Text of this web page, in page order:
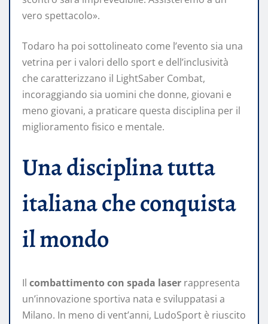
vero spettacolo».
Todaro ha poi sottolineato come l’evento sia una
vetrina per i valori dello sport e dell’inclusività
che caratterizzano il LightSaber Combat,
incoraggiando sia uomini che donne, giovani e
meno giovani, a praticare questa disciplina per il
miglioramento fisico e mentale.
Una disciplina tutta
italiana che conquista
il mondo
Il combattimento con spada laser rappresenta
un’innovazione sportiva nata e sviluppatasi a
Milano. In meno di vent’anni, LudoSport è riuscito